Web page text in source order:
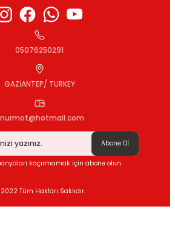
Gönder
05076250291
GAZİANTEP/ TURKEY
Abone Ol
kaçırmamak için abone olun
Tüm Hakları Saklıdır.